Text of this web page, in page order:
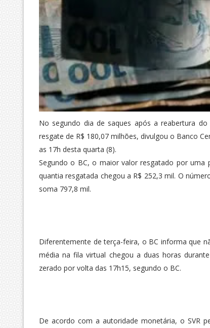
No segundo dia de saques após a reabertura
resgate de R$ 180,07 milhões, divulgou o Banco
as 17h desta quarta (8).
Segundo o BC, o maior valor resgatado por uma
quantia resgatada chegou a R$ 252,3 mil. O
soma 797,8 mil.
Diferentemente de terça-feira, o BC informa que
média na fila virtual chegou a duas horas
zerado por volta das 17h15, segundo o BC.
De acordo com a autoridade monetária, o SVR